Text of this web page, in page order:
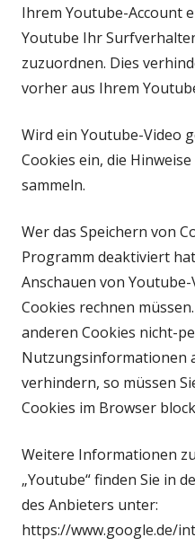
Ihrem Youtube-Account
Youtube Ihr
zuzuordnen. Dies
vorher aus Ihrem
Wird ein Youtube-Video
Cookies ein, die
sammeln.
Wer das Speichern von
Programm deaktiviert
Anschauen von
Cookies rechnen
anderen Cookies nicht-
Nutzungsinformationen
verhindern, so müssen
Cookies im Browser
Weitere Informationen
„Youtube“ finden Sie in
des Anbieters unter:
https://www.google.de/